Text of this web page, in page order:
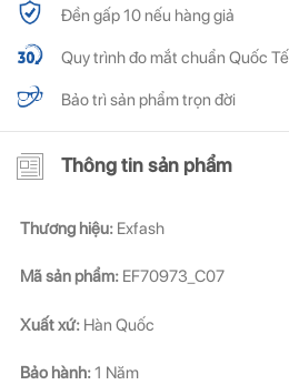
Đền gấp 10 nếu hàng giả
Quy trình đo mắt chuẩn Quốc Tế
Bảo trì sản phẩm trọn đời
Thông tin sản phẩm
Thương hiệu: Exfash
Mã sảnphẩm: EF70973_C07
Xuất xứ: Hàn Quốc
Bảo hành:1 Năm